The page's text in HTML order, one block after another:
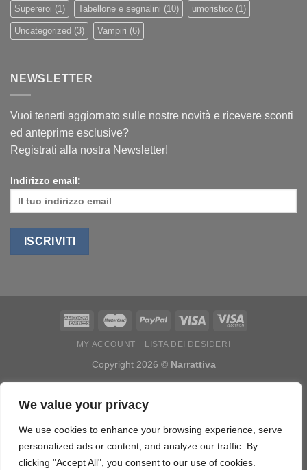
We value your privacy
We use cookies to enhance your browsing experience, serve
personalized ads or content, and analyze our traffic. By
clicking "Accept All", you consent to our use of cookies.
Supereroi (1) Tabellone e segnalini (10) umoristico (1)
Uncategorized (3) Vampiri (6)
NEWSLETTER
Vuoi tenerti aggiornato sulle nostre novità e ricevere sconti
ed anteprime esclusive?
Registrati alla nostra Newsletter!
Indirizzo email:
MY ACCOUNT LISTA DEI DESIDERI
Copyright 2026 © Narrattiva
Your cart is currently empty.
RETURN TO SHOP